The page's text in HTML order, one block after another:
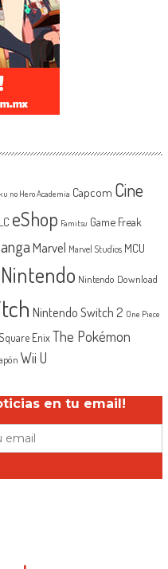
no Hero Academia Capcom Cine
eShop Famitsu Game Freak
Marvel Marvel Studios MCU
Nintendo Nintendo Download
Nintendo Switch 2 One Piece
Square EnixThe Pokémon
Wii U
en tu email!